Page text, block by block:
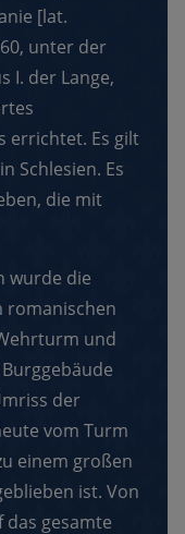
[lat.
unter der
I. der Lange,
errichtet. Es gilt
Schlesien. Es
die mit
wurde die
romanischen
und
der
vom Turm
einem großen
ist. Von
das gesamte